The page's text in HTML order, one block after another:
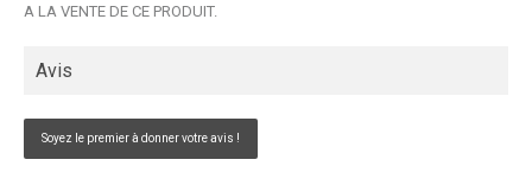
A LA VENTE DE CE PRODUIT.
Avis
Soyez le premier à donner votre avis !